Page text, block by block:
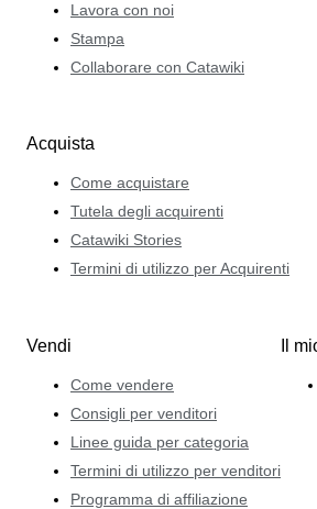
Lavora con noi
Stampa
Collaborare con Catawiki
Acquista
Come acquistare
Tutela degli acquirenti
Catawiki Stories
Termini di utilizzo per Acquirenti
Vendi
Come vendere
Consigli per venditori
Linee guida per categoria
Termini di utilizzo per venditori
Programma di affiliazione
Il